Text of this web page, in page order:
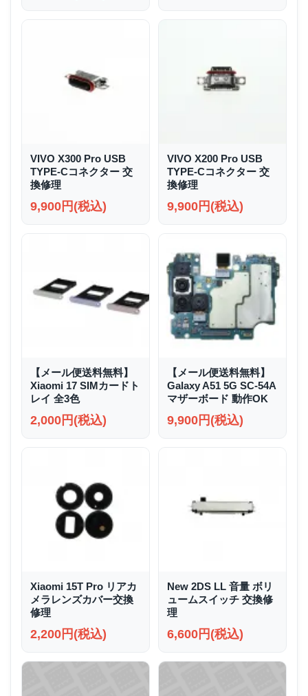
VIVO X300 Pro USB
TYPE-Cコネクター 交
換修理
9,900円(税込)
VIVO X200 Pro USB
TYPE-Cコネクター 交
換修理
9,900円(税込)
【メール便送料無料】
Xiaomi 17 SIMカードト
レイ 全3色
2,000円(税込)
【メール便送料無料】
Galaxy A51 5G SC-54A
マザーボード 動作OK
9,900円(税込)
Xiaomi 15T Pro リアカ
メラレンズカバー交換
修理
2,200円(税込)
New 2DS LL 音量 ボリ
ュームスイッチ 交換修
理
6,600円(税込)